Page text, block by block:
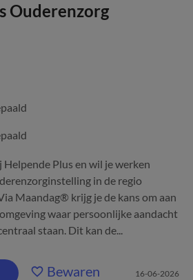
Ouderenzorg
Plus en wil je werken
in de regio
Maandag® krijg je de kans om aan
waar persoonlijke aandacht
staan. Dit kan de...
Bewaren 16-06-2026